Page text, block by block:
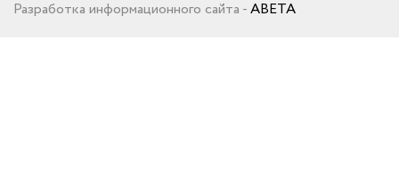
Разработка информационного сайта -ABETA